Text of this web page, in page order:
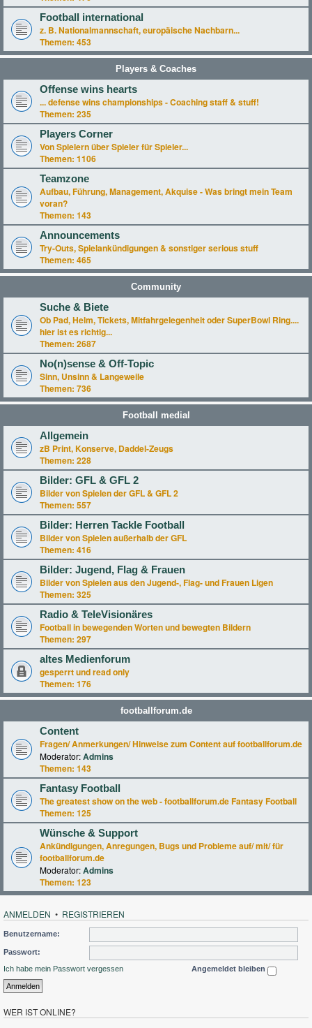
Football international
z. B. Nationalmannschaft, europäische Nachbarn...
Themen: 453
Players & Coaches
Offense wins hearts
... defense wins championships - Coaching staff & stuff!
Themen: 235
Players Corner
Von Spielern über Spieler für Spieler...
Themen: 1106
Teamzone
Aufbau, Führung, Management, Akquise - Was bringt mein Team
voran?
Themen: 143
Announcements
Try-Outs, Spielankündigungen & sonstiger serious stuff
Themen: 465
Community
Suche & Biete
Ob Pad, Helm, Tickets, Mitfahrgelegenheit oder SuperBowl Ring....
hier ist es richtig...
Themen: 2687
No(n)sense & Off-Topic
Sinn, Unsinn & Langeweile
Themen: 736
Football medial
Allgemein
zB Print, Konserve, Daddel-Zeugs
Themen: 228
Bilder: GFL & GFL 2
Bilder von Spielen der GFL & GFL 2
Themen: 557
Bilder: Herren Tackle Football
Bilder von Spielen außerhalb der GFL
Themen: 416
Bilder: Jugend, Flag & Frauen
Bilder von Spielen aus den Jugend-, Flag- und Frauen Ligen
Themen: 325
Radio & TeleVisionäres
Football in bewegenden Worten und bewegten Bildern
Themen: 297
altes Medienforum
gesperrt und read only
Themen: 176
footballforum.de
Content
Fragen/ Anmerkungen/ Hinweise zum Content auf footballforum.de
Moderator:Admins
Themen: 143
Fantasy Football
The greatest show on the web - footballforum.de Fantasy Football
Themen: 125
Wünsche & Support
Ankündigungen, Anregungen, Bugs und Probleme auf/ mit/ für
footballforum.de
Moderator:Admins
Themen: 123
ANMELDEN • REGISTRIEREN
Benutzername:
Passwort:
Ich habe mein Passwort vergessen
Angemeldet bleiben
WER IST ONLINE?